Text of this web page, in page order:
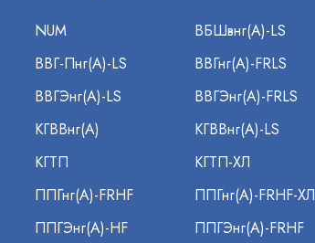
NUM
ВБШвнг(А)-LS
ВВГ-Пнг(А)-LS
ВВГнг(А)-FRLS
ВВГЭнг(А)-LS
ВВГЭнг(А)-FRLS
КГВВнг(А)
КГВВнг(А)-LS
КГТП
КГТП-ХЛ
ППГнг(А)-FRHF
ППГнг(А)-FRHF-ХЛ
ППГЭнг(А)-HF
ППГЭнг(А)-FRHF